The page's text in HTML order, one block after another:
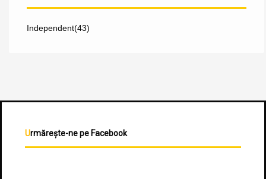
Independent(43)
Urmărește-ne pe Facebook